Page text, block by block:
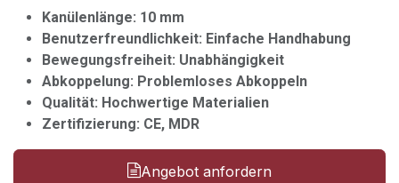
Kanülenlänge: 10 mm
Benutzerfreundlichkeit: Einfache Handhabung
Bewegungsfreiheit: Unabhängigkeit
Abkoppelung: Problemloses Abkoppeln
Qualität: Hochwertige Materialien
Zertifizierung: CE, MDR
Angebot anfordern